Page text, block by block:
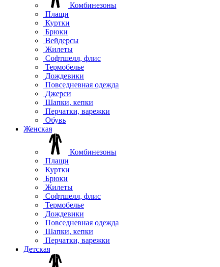
Комбинезоны
Плащи
Куртки
Брюки
Вейдерсы
Жилеты
Софтшелл, флис
Термобелье
Дождевики
Повседневная одежда
Джерси
Шапки, кепки
Перчатки, варежки
Обувь
Женская
Комбинезоны
Плащи
Куртки
Брюки
Жилеты
Софтшелл, флис
Термобелье
Дождевики
Повседневная одежда
Шапки, кепки
Перчатки, варежки
Детская